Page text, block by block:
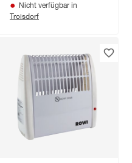
Nicht verfügbar in
Troisdorf